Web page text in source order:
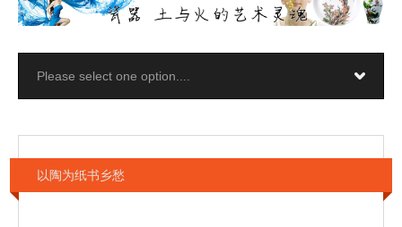
以陶为纸书乡愁